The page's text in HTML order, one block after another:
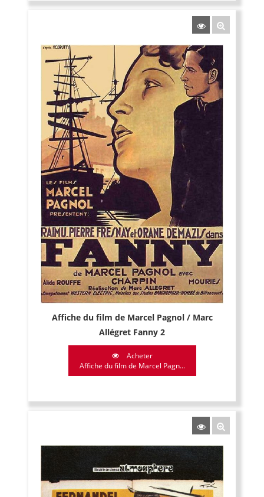
Affiche du film de Marcel Pagnol / Marc
Allégret Fanny 2
Acheter
Affiche du film de Marcel Pagn...